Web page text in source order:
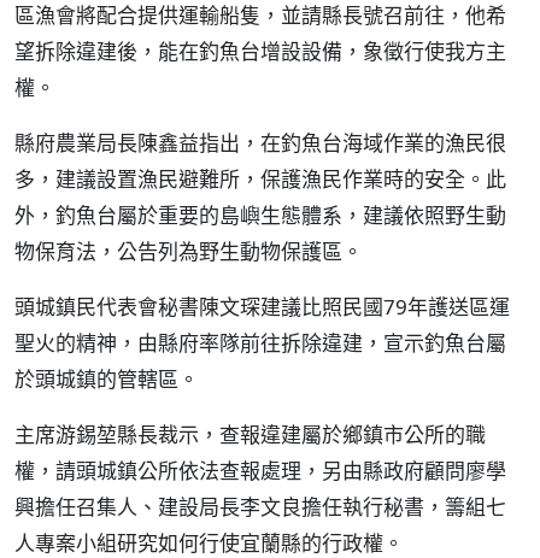
區漁會將配合提供運輸船隻，並請縣長號召前往，他希
望拆除違建後，能在釣魚台增設設備，象徵行使我方主
權。
縣府農業局長陳鑫益指出，在釣魚台海域作業的漁民很
多，建議設置漁民避難所，保護漁民作業時的安全。此
外，釣魚台屬於重要的島嶼生態體系，建議依照野生動
物保育法，公告列為野生動物保護區。
頭城鎮民代表會秘書陳文琛建議比照民國79年護送區運
聖火的精神，由縣府率隊前往拆除違建，宣示釣魚台屬
於頭城鎮的管轄區。
主席游錫堃縣長裁示，查報違建屬於鄉鎮市公所的職
權，請頭城鎮公所依法查報處理，另由縣政府顧問廖學
興擔任召集人、建設局長李文良擔任執行秘書，籌組七
人專案小組研究如何行使宜蘭縣的行政權。